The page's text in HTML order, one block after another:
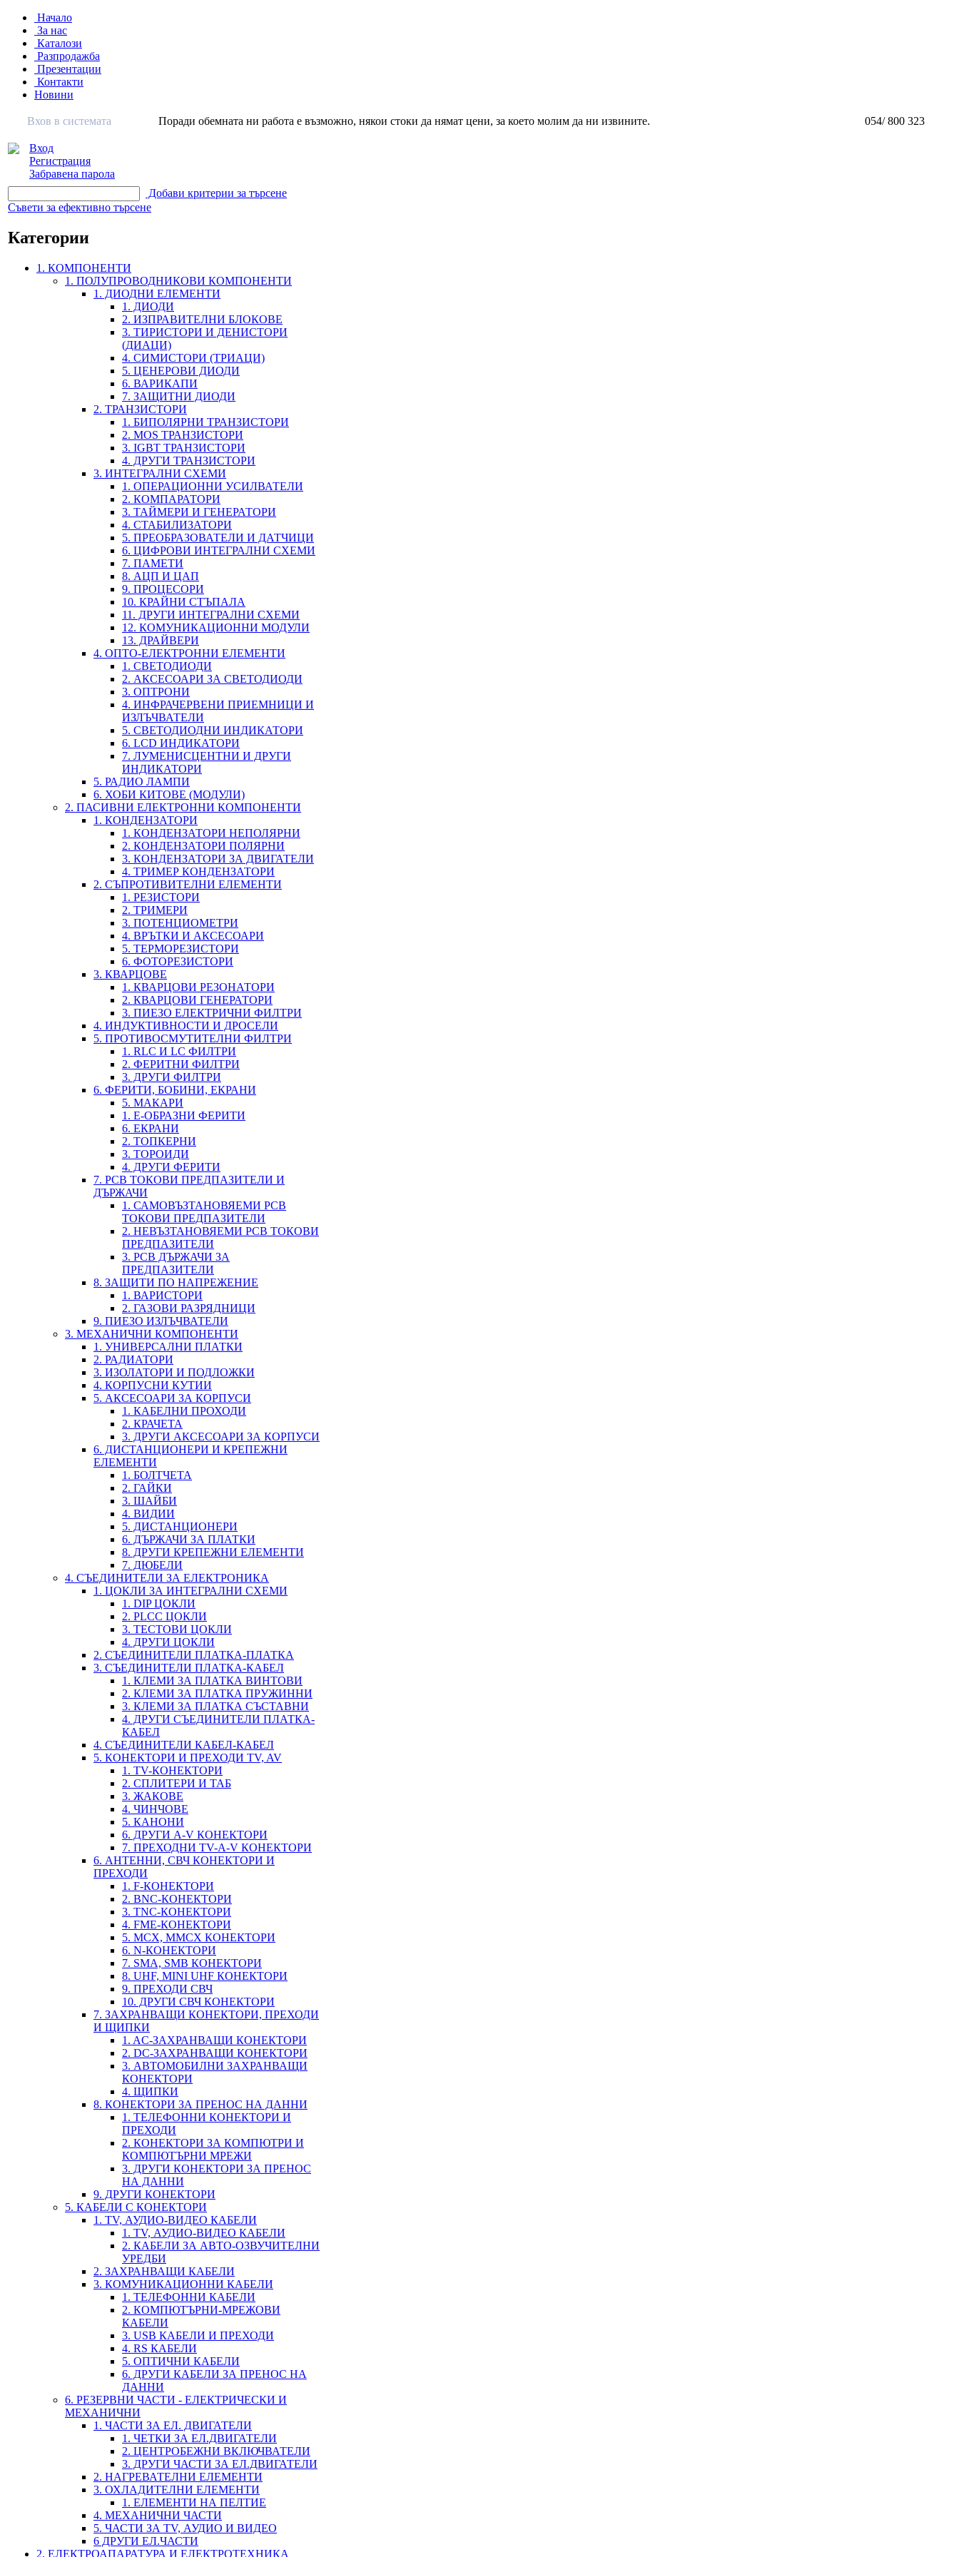
Начало
За нас
Каталози
Разпродажба
Презентации
Контакти
Новини
Вхов в системата
Вход
Регистрация
Забравена парола
Поради обемната ни работа е възможно, някои стоки да нямат цени, за което молим да ни извините. 054/ 800 323
Добави критерии за търсене
Съвети за ефективно търсене
Категории
1. КОМПОНЕНТИ
1. ПОЛУПРОВОДНИКОВИ КОМПОНЕНТИ
1. ДИОДНИ ЕЛЕМЕНТИ
1. ДИОДИ
2. ИЗПРАВИТЕЛНИ БЛОКОВЕ
3. ТИРИСТОРИ И ДЕНИСТОРИ
(ДИАЦИ)
4. СИМИСТОРИ (ТРИАЦИ)
5. ЦЕНЕРОВИ ДИОДИ
6. ВАРИКАПИ
7. ЗАЩИТНИ ДИОДИ
2. ТРАНЗИСТОРИ
1. БИПОЛЯРНИ ТРАНЗИСТОРИ
2. MOS ТРАНЗИСТОРИ
3. IGBT ТРАНЗИСТОРИ
4. ДРУГИ ТРАНЗИСТОРИ
3. ИНТЕГРАЛНИ СХЕМИ
1. ОПЕРАЦИОННИ УСИЛВАТЕЛИ
2. КОМПАРАТОРИ
3. ТАЙМЕРИ И ГЕНЕРАТОРИ
4. СТАБИЛИЗАТОРИ
5. ПРЕОБРАЗОВАТЕЛИ И ДАТЧИЦИ
6. ЦИФРОВИ ИНТЕГРАЛНИ СХЕМИ
7. ПАМЕТИ
8. АЦП И ЦАП
9. ПРОЦЕСОРИ
10. КРАЙНИ СТЪПАЛА
11. ДРУГИ ИНТЕГРАЛНИ СХЕМИ
12. КОМУНИКАЦИОННИ МОДУЛИ
13. ДРАЙВЕРИ
4. ОПТО-ЕЛЕКТРОННИ ЕЛЕМЕНТИ
1. СВЕТОДИОДИ
2. АКСЕСОАРИ ЗА СВЕТОДИОДИ
3. ОПТРОНИ
4. ИНФРАЧЕРВЕНИ ПРИЕМНИЦИ И
ИЗЛЪЧВАТЕЛИ
5. СВЕТОДИОДНИ ИНДИКАТОРИ
6. LCD ИНДИКАТОРИ
7. ЛУМЕНИСЦЕНТНИ И ДРУГИ
ИНДИКАТОРИ
5. РАДИО ЛАМПИ
6. ХОБИ КИТОВЕ (МОДУЛИ)
2. ПАСИВНИ ЕЛЕКТРОННИ КОМПОНЕНТИ
1. КОНДЕНЗАТОРИ
1. КОНДЕНЗАТОРИ НЕПОЛЯРНИ
2. КОНДЕНЗАТОРИ ПОЛЯРНИ
3. КОНДЕНЗАТОРИ ЗА ДВИГАТЕЛИ
4. ТРИМЕР КОНДЕНЗАТОРИ
2. СЪПРОТИВИТЕЛНИ ЕЛЕМЕНТИ
1. РЕЗИСТОРИ
2. ТРИМЕРИ
3. ПОТЕНЦИОМЕТРИ
4. ВРЪТКИ И АКСЕСОАРИ
5. ТЕРМОРЕЗИСТОРИ
6. ФОТОРЕЗИСТОРИ
3. КВАРЦОВЕ
1. КВАРЦОВИ РЕЗОНАТОРИ
2. КВАРЦОВИ ГЕНЕРАТОРИ
3. ПИЕЗО ЕЛЕКТРИЧНИ ФИЛТРИ
4. ИНДУКТИВНОСТИ И ДРОСЕЛИ
5. ПРОТИВОСМУТИТЕЛНИ ФИЛТРИ
1. RLC И LC ФИЛТРИ
2. ФЕРИТНИ ФИЛТРИ
3. ДРУГИ ФИЛТРИ
6. ФЕРИТИ, БОБИНИ, ЕКРАНИ
5. МАКАРИ
1. Е-ОБРАЗНИ ФЕРИТИ
6. ЕКРАНИ
2. ТОПКЕРНИ
3. ТОРОИДИ
4. ДРУГИ ФЕРИТИ
7. PCB ТОКОВИ ПРЕДПАЗИТЕЛИ И
ДЪРЖАЧИ
1. САМОВЪЗТАНОВЯЕМИ PCB
ТОКОВИ ПРЕДПАЗИТЕЛИ
2. НЕВЪЗТАНОВЯЕМИ PCB ТОКОВИ
ПРЕДПАЗИТЕЛИ
3. PCB ДЪРЖАЧИ ЗА
ПРЕДПАЗИТЕЛИ
8. ЗАЩИТИ ПО НАПРЕЖЕНИЕ
1. ВАРИСТОРИ
2. ГАЗОВИ РАЗРЯДНИЦИ
9. ПИЕЗО ИЗЛЪЧВАТЕЛИ
3. МЕХАНИЧНИ КОМПОНЕНТИ
1. УНИВЕРСАЛНИ ПЛАТКИ
2. РАДИАТОРИ
3. ИЗОЛАТОРИ И ПОДЛОЖКИ
4. КОРПУСНИ КУТИИ
5. АКСЕСОАРИ ЗА КОРПУСИ
1. КАБЕЛНИ ПРОХОДИ
2. КРАЧЕТА
3. ДРУГИ АКСЕСОАРИ ЗА КОРПУСИ
6. ДИСТАНЦИОНЕРИ И КРЕПЕЖНИ
ЕЛЕМЕНТИ
1. БОЛТЧЕТА
2. ГАЙКИ
3. ШАЙБИ
4. ВИДИИ
5. ДИСТАНЦИОНЕРИ
6. ДЪРЖАЧИ ЗА ПЛАТКИ
8. ДРУГИ КРЕПЕЖНИ ЕЛЕМЕНТИ
7. ДЮБЕЛИ
4. СЪЕДИНИТЕЛИ ЗА ЕЛЕКТРОНИКА
1. ЦОКЛИ ЗА ИНТЕГРАЛНИ СХЕМИ
1. DIP ЦОКЛИ
2. PLCC ЦОКЛИ
3. ТЕСТОВИ ЦОКЛИ
4. ДРУГИ ЦОКЛИ
2. СЪЕДИНИТЕЛИ ПЛАТКА-ПЛАТКА
3. СЪЕДИНИТЕЛИ ПЛАТКА-КАБЕЛ
1. КЛЕМИ ЗА ПЛАТКА ВИНТОВИ
2. КЛЕМИ ЗА ПЛАТКА ПРУЖИННИ
3. КЛЕМИ ЗА ПЛАТКА СЪСТАВНИ
4. ДРУГИ СЪЕДИНИТЕЛИ ПЛАТКА-
КАБЕЛ
4. СЪЕДИНИТЕЛИ КАБЕЛ-КАБЕЛ
5. КОНЕКТОРИ И ПРЕХОДИ TV, AV
1. TV-КОНЕКТОРИ
2. СПЛИТЕРИ И ТАБ
3. ЖАКОВЕ
4. ЧИНЧОВЕ
5. КАНОНИ
6. ДРУГИ A-V КОНЕКТОРИ
7. ПРЕХОДНИ TV-A-V КОНЕКТОРИ
6. АНТЕННИ, СВЧ КОНЕКТОРИ И
ПРЕХОДИ
1. F-КОНЕКТОРИ
2. BNC-КОНЕКТОРИ
3. TNC-КОНЕКТОРИ
4. FME-КОНЕКТОРИ
5. MCX, MMCX КОНЕКТОРИ
6. N-КОНЕКТОРИ
7. SMA, SMB КОНЕКТОРИ
8. UHF, MINI UHF КОНЕКТОРИ
9. ПРЕХОДИ СВЧ
10. ДРУГИ СВЧ КОНЕКТОРИ
7. ЗАХРАНВАЩИ КОНЕКТОРИ, ПРЕХОДИ
И ЩИПКИ
1. AC-ЗАХРАНВАЩИ КОНЕКТОРИ
2. DC-ЗАХРАНВАЩИ КОНЕКТОРИ
3. АВТОМОБИЛНИ ЗАХРАНВАЩИ
КОНЕКТОРИ
4. ЩИПКИ
8. КОНЕКТОРИ ЗА ПРЕНОС НА ДАННИ
1. ТЕЛЕФОННИ КОНЕКТОРИ И
ПРЕХОДИ
2. КОНЕКТОРИ ЗА КОМПЮТРИ И
КОМПЮТЪРНИ МРЕЖИ
3. ДРУГИ КОНЕКТОРИ ЗА ПРЕНОС
НА ДАННИ
9. ДРУГИ КОНЕКТОРИ
5. КАБЕЛИ С КОНЕКТОРИ
1. TV, АУДИО-ВИДЕО КАБЕЛИ
1. TV, АУДИО-ВИДЕО КАБЕЛИ
2. КАБЕЛИ ЗА АВТО-ОЗВУЧИТЕЛНИ
УРЕДБИ
2. ЗАХРАНВАЩИ КАБЕЛИ
3. КОМУНИКАЦИОННИ КАБЕЛИ
1. ТЕЛЕФОННИ КАБЕЛИ
2. КОМПЮТЪРНИ-МРЕЖОВИ
КАБЕЛИ
3. USB КАБЕЛИ И ПРЕХОДИ
4. RS КАБЕЛИ
5. ОПТИЧНИ КАБЕЛИ
6. ДРУГИ КАБЕЛИ ЗА ПРЕНОС НА
ДАННИ
6. РЕЗЕРВНИ ЧАСТИ - ЕЛЕКТРИЧЕСКИ И
МЕХАНИЧНИ
1. ЧАСТИ ЗА ЕЛ. ДВИГАТЕЛИ
1. ЧЕТКИ ЗА ЕЛ.ДВИГАТЕЛИ
2. ЦЕНТРОБЕЖНИ ВКЛЮЧВАТЕЛИ
3. ДРУГИ ЧАСТИ ЗА ЕЛ.ДВИГАТЕЛИ
2. НАГРЕВАТЕЛНИ ЕЛЕМЕНТИ
3. ОХЛАДИТЕЛНИ ЕЛЕМЕНТИ
1. ЕЛЕМЕНТИ НА ПЕЛТИЕ
4. МЕХАНИЧНИ ЧАСТИ
5. ЧАСТИ ЗА TV, АУДИО И ВИДЕО
6 ДРУГИ ЕЛ.ЧАСТИ
2. ЕЛЕКТРОАПАРАТУРА И ЕЛЕКТРОТЕХНИКА